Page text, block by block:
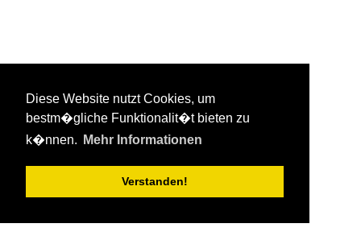
Diese Website nutzt Cookies, um
bestm�gliche Funktionalit�t bieten zu
k�nnen.
Mehr Informationen
Verstanden!